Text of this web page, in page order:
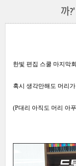
까
한빛 편집 스쿨 마지막
혹시 생각만해도 머리가
(P대리 아직도 머리 아